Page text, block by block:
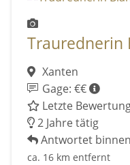
Traurednerin
Xanten
Gage: €€
Letzte
2 Jahre tätig
Antwortet
ca. 16 km entfernt